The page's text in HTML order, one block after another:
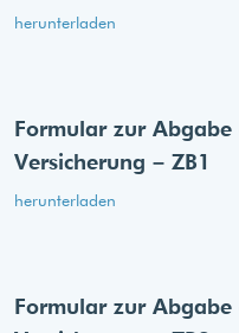
herunterladen
Formular zur Abgabe
Versicherung – ZB1
herunterladen
Formular zur Abgabe